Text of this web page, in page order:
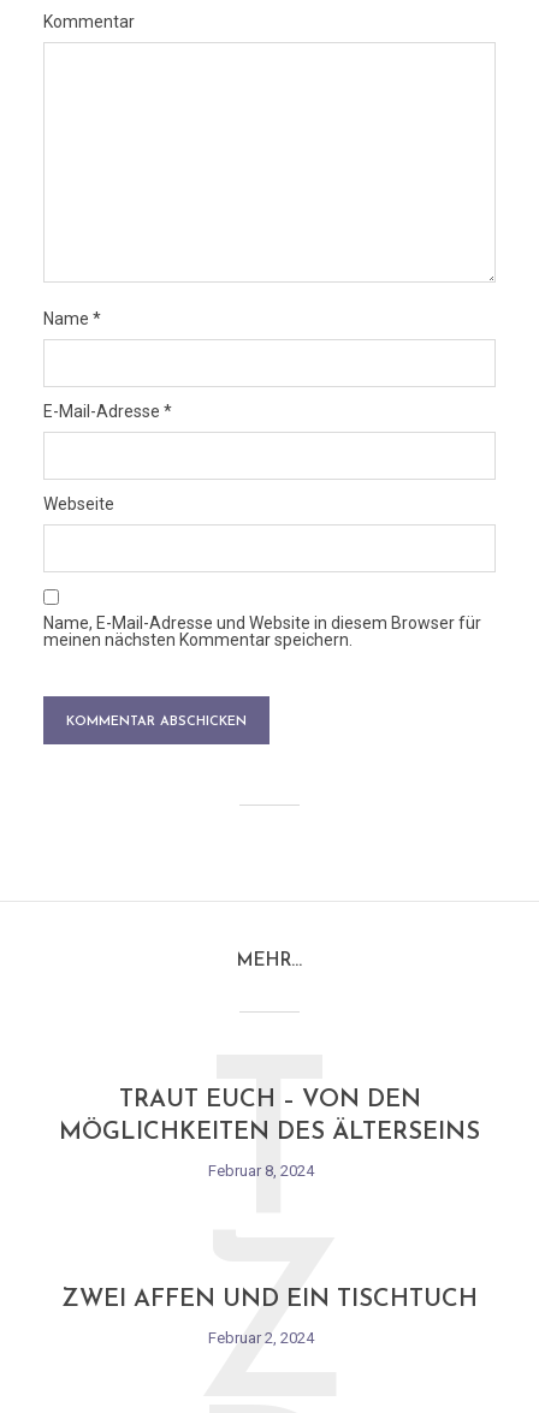
Kommentar
Name *
E-Mail-Adresse *
Webseite
Name, E-Mail-Adresse und Website in diesem Browser für
meinen nächsten Kommentar speichern.
MEHR…
TRAUT EUCH – VON DEN
MÖGLICHKEITEN DES ÄLTERSEINS
Februar 8, 2024
T
ZWEI AFFEN UND EIN TISCHTUCH
Februar 2, 2024
Z